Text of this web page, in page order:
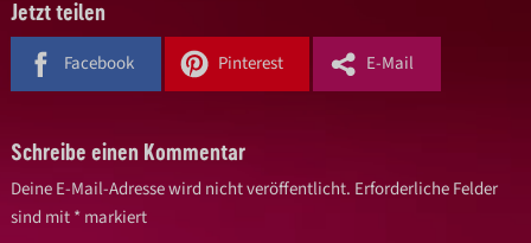
Jetzt teilen
Facebook Pinterest E-Mail
Schreibe einen Kommentar
Deine E-Mail-Adresse wird nicht veröffentlicht. Erforderliche Felder
sind mit*markiert